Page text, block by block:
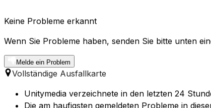
Keine Probleme erkannt
Wenn Sie Probleme haben, senden Sie bitte unten
Melde ein Problem
Vollständige Ausfallkarte
Unitymedia verzeichnete in den letzten 24
Die am haufigsten gemeldeten Probleme in